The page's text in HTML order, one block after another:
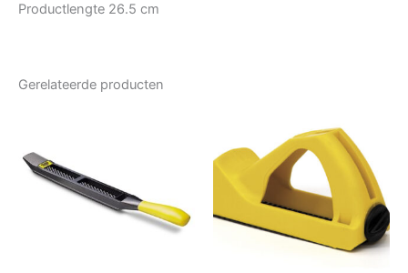
Productlengte 26.5 cm
Gerelateerde producten